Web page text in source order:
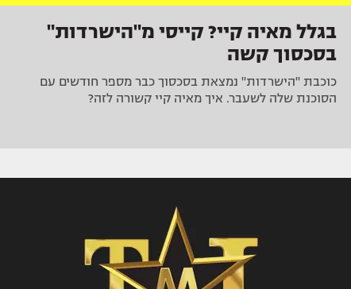
בגלל מאיה קיי? קייסי מ"הישרדות"
בסכסוך קשה
כוכבת "הישרדות" נמצאת בסכסוך כבר מספר חודשים עם
הסוכנת שלה לשעבר. איך מאיה קיי קשורה לזה?